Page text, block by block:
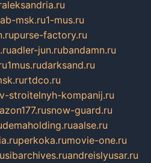
msk.ru1-mus.ru
purse-factory.ru
adler-jun.rubandamn.ru
1mus.rudarksand.ru
rtdco.ru
stroitelnyh-kompanij.ru
snow-guard.ru
demaholding.ruaalse.ru
perkoka.rumovie-one.ru
sibarchives.ruandreislyusar.ru